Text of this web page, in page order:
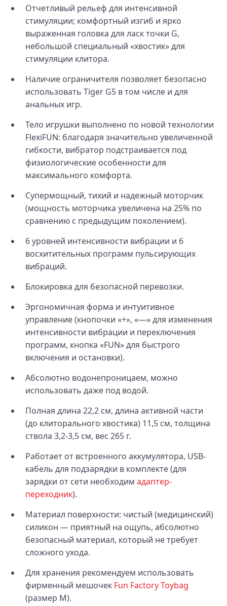
Отчетливый рельеф для интенсивной
стимуляции; комфортный изгиб и ярко
выраженная головка для ласк точки G,
небольшой специальный «хвостик» для
стимуляции клитора.
Наличие ограничителя позволяет безопасно
использовать Tiger G5 в том числе и для
анальных игр.
Тело игрушки выполнено по новой технологии
FlexiFUN: благодаря значительно увеличенной
гибкости, вибратор подстраивается под
физиологические особенности для
максимального комфорта.
Супермощный, тихий и надежный моторчик
(мощность моторчика увеличена на 25% по
сравнению с предыдущим поколением).
6 уровней интенсивности вибрации и 6
восхитительных программ пульсирующих
вибраций.
Блокировка для безопасной перевозки.
Эргономичная форма и интуитивное
управление (кнопочки «+», «—» для изменения
интенсивности вибрации и переключения
программ, кнопка «FUN» для быстрого
включения и остановки).
Абсолютно водонепроницаем, можно
использовать даже под водой.
Полная длина 22,2 см, длина активной части
(до клиторального хвостика) 11,5 см, толщина
ствола 3,2-3,5 см, вес 265 г.
Работает от встроенного аккумулятора, USB-
кабель для подзарядки в комплекте (для
зарядки от сети необходим адаптер-
переходник).
Материал поверхности: чистый (медицинский)
силикон — приятный на ощупь, абсолютно
безопасный материал, который не требует
сложного ухода.
Для хранения рекомендуем использовать
фирменный мешочек Fun Factory Toybag
(размер M).